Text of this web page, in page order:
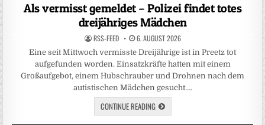
Als vermisst gemeldet – Polizei findet totes
dreijähriges Mädchen
RSS-FEED 6. AUGUST 2026
Eine seit Mittwoch vermisste Dreijährige ist in Preetz tot
aufgefunden worden. Einsatzkräfte hatten mit einem
Großaufgebot, einem Hubschrauber und Drohnen nach dem
autistischen Mädchen gesucht….
CONTINUE READING